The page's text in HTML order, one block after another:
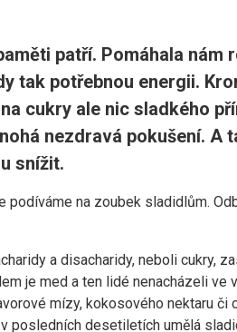
patří. Pomáhala nám
tak potřebnou energii.
cukry ale nic sladkého
nezdravá pokušení. A
snížit.
podíváme na zoubek sladidlům.
a disacharidy, neboli cukry,
je med a ten lidé nenacházeli ve
mízy, kokosového nektaru
posledních desetiletích umělá